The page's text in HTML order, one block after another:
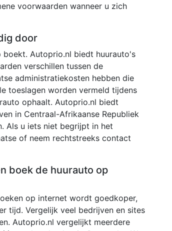
voorwaarden wanneer u zich
door
boekt. Autoprio.nl biedt huurauto's
verschillen tussen de
administratiekosten hebben die
toeslagen worden vermeld tijdens
ophaalt. Autoprio.nl biedt
in Centraal-Afrikaanse Republiek
Als u iets niet begrijpt in het
of neem rechtstreeks contact
boek de huurauto op
op internet wordt goedkoper,
tijd. Vergelijk veel bedrijven en sites
Autoprio.nl vergelijkt meerdere